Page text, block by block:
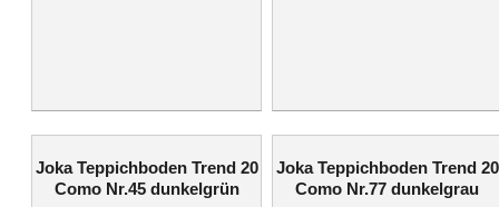
Joka Teppichboden Trend 20
Como Nr.45 dunkelgrün
Joka Teppichboden Trend 20
Como Nr.77 dunkelgrau